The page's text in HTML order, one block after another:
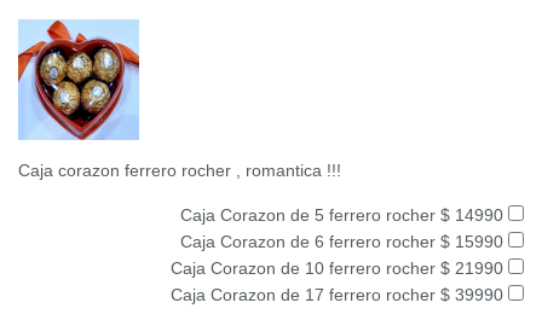
Caja corazon ferrero rocher , romantica !!!
Caja Corazon de 5 ferrero rocher $ 14990
Caja Corazon de 6 ferrero rocher $ 15990
Caja Corazon de 10 ferrero rocher $ 21990
Caja Corazon de 17 ferrero rocher $ 39990